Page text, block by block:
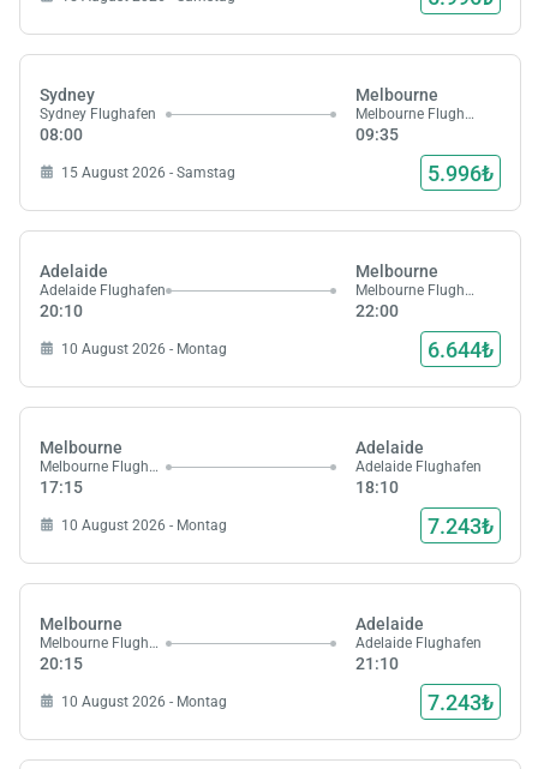
Sydney
Sydney Flughafen
08:00
Melbourne
Melbourne Flughafen
09:35
15 August 2026 - Samstag 5.996₺
Adelaide
Adelaide Flughafen
20:10
Melbourne
Melbourne Flughafen
22:00
10 August 2026 - Montag 6.644₺
Melbourne
Melbourne Flughafen
17:15
Adelaide
Adelaide Flughafen
18:10
10 August 2026 - Montag 7.243₺
Melbourne
Melbourne Flughafen
20:15
Adelaide
Adelaide Flughafen
21:10
10 August 2026 - Montag 7.243₺